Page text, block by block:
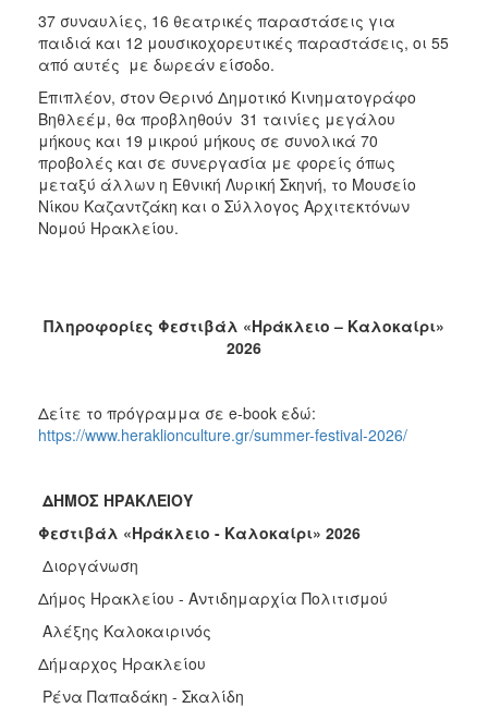
37 συναυλίες, 16 θεατρικές παραστάσεις για
παιδιά και 12 μουσικοχορευτικές παραστάσεις, οι 55
από αυτές με δωρεάν είσοδο.
Επιπλέον, στον Θερινό Δημοτικό Κινηματογράφο
Βηθλεέμ, θα προβληθούν 31 ταινίες μεγάλου
μήκους και 19 μικρού μήκους σε συνολικά 70
προβολές και σε συνεργασία με φορείς όπως
μεταξύ άλλων η Εθνική Λυρική Σκηνή, το Μουσείο
Νίκου Καζαντζάκη και ο Σύλλογος Αρχιτεκτόνων
Νομού Ηρακλείου.
Πληροφορίες Φεστιβάλ «Ηράκλειο – Καλοκαίρι»
2026
Δείτε το πρόγραμμα σε e-book εδώ:
https://www.heraklionculture.gr/summer-festival-2026/
ΔΗΜΟΣ ΗΡΑΚΛΕΙΟΥ
Φεστιβάλ «Ηράκλειο - Καλοκαίρι» 2026
Διοργάνωση
Δήμος Ηρακλείου - Αντιδημαρχία Πολιτισμού
Αλέξης Καλοκαιρινός
Δήμαρχος Ηρακλείου
Ρένα Παπαδάκη - Σκαλίδη